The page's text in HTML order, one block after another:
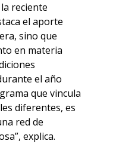
reciente
el aporte
sino que
en materia
el año
que vincula
diferentes, es
red de
explica.